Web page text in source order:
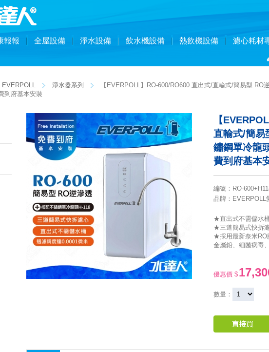
報報 全屋設備 淨水設備 飲水機設備 熱飲機設備 濾心耗材
EVERPOLL 淨水器系列
【EVERPOLL】RO-600/RO600 直出式/直輸式/簡易型 RO
到府基本安裝
【
直輸式/簡易
鏽鋼單冷龍
費到府基本
編號 ： RO-
品牌 ：EVERPOLL
★直出式不需儲水
★三道簡易式快拆
★採用最新奈米RO
金屬鉛、細菌病毒
優惠價 $
數量：